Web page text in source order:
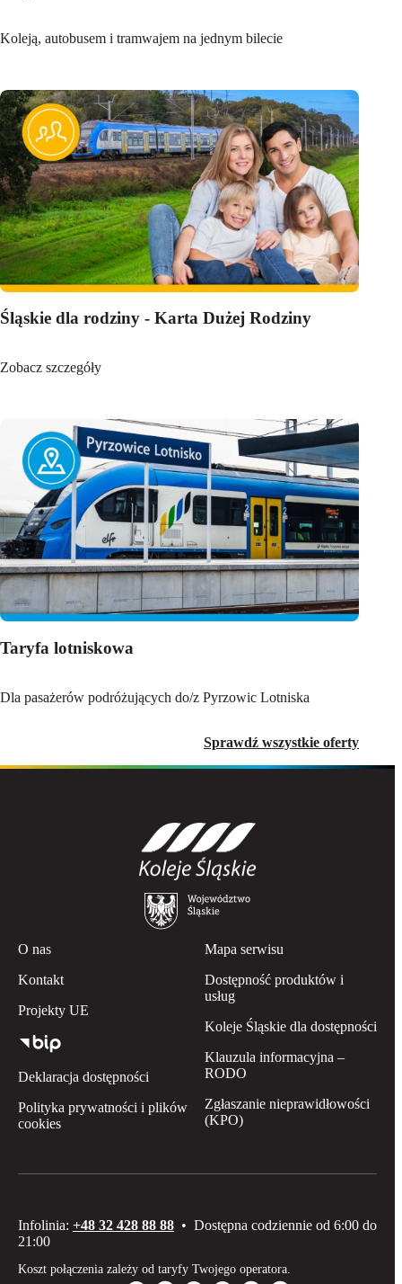
Koleją, autobusem i tramwajem na jednym bilecie
Śląskie dla rodziny - Karta Dużej Rodziny
Zobacz szczegóły
Taryfa lotniskowa
Dla pasażerów podróżujących do/z Pyrzowic Lotniska
Sprawdź wszystkie oferty
O nas
Kontakt
Projekty UE
Deklaracja dostępności
Polityka prywatności i plików
cookies
Mapa serwisu
Dostępność produktów i
usług
Koleje Śląskie dla dostępności
Klauzula informacyjna –
RODO
Zgłaszanie nieprawidłowości
(KPO)
Infolinia: +48 32 428 88 88 • Dostępna codziennie od 6:00 do
21:00
Koszt połączenia zależy od taryfy Twojego operatora.